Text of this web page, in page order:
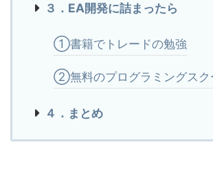
３．EA開発に詰まったら
①書籍でトレードの勉強
②無料のプログラミングスク
４．まとめ